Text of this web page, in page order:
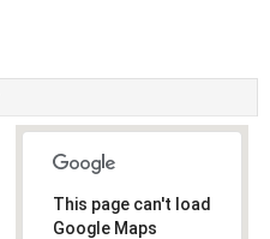
This page can't load
Google Maps